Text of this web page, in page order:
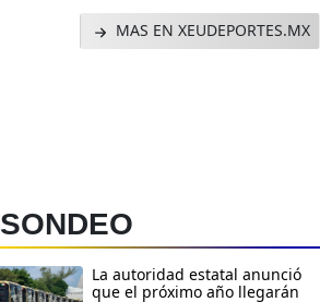
MAS EN XEUDEPORTES.MX
SONDEO
La autoridad estatal anunció
que el próximo año llegarán